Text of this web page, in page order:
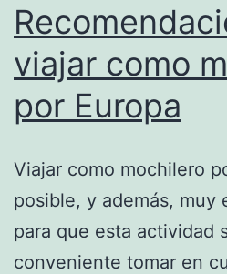
viajar como
por Europa
Viajar como mochilero
posible, y además, muy
para que esta actividad
conveniente tomar en